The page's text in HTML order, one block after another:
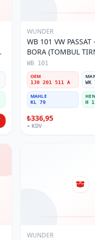
WUNDER
WB 101 VW PASSAT
BORA (TOMBUL
201 511 A Yakıt/
WB 101
OEM
1J0 201 511 A WK
MAHLE
KL 79 H
₺336,95
+ KDV
WUNDER